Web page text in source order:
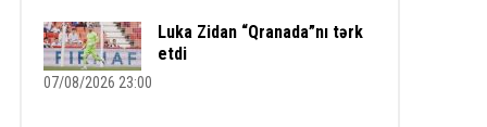
Luka Zidan “Qranada”nı tərk
etdi
07/08/2026 23:00